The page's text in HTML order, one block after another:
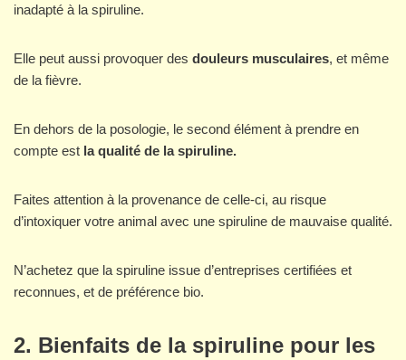
inadapté à la spiruline.
Elle peut aussi provoquer des douleurs musculaires, et même
de la fièvre.
En dehors de la posologie, le second élément à prendre en
compte est la qualité de la spiruline.
Faites attention à la provenance de celle-ci, au risque
d’intoxiquer votre animal avec une spiruline de mauvaise qualité.
N’achetez que la spiruline issue d’entreprises certifiées et
reconnues, et de préférence bio.
2. Bienfaits de la spiruline pour les